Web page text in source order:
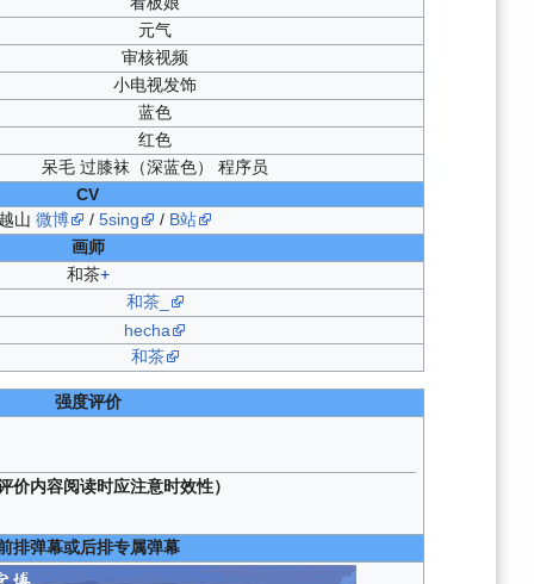
元气
审核视频
小电视发饰
蓝色
红色
呆毛 过膝袜（深蓝色） 程序员
CV
山 微博 / 5sing / B站
画师
和茶+
和茶_
hecha
和茶
强度评价
价内容阅读时应注意时效性）
排弹幕或后排专属弹幕